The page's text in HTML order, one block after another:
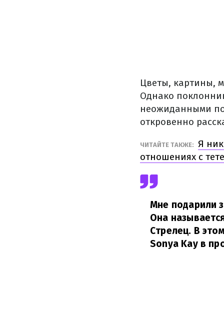
Цветы, картины,
Однако
неожиданными
откровенно
ЧИТАЙТЕ ТАКЖЕ: Я
отношениях с
Мне подарили
Она
Стрелец. В
Sonya Kay в